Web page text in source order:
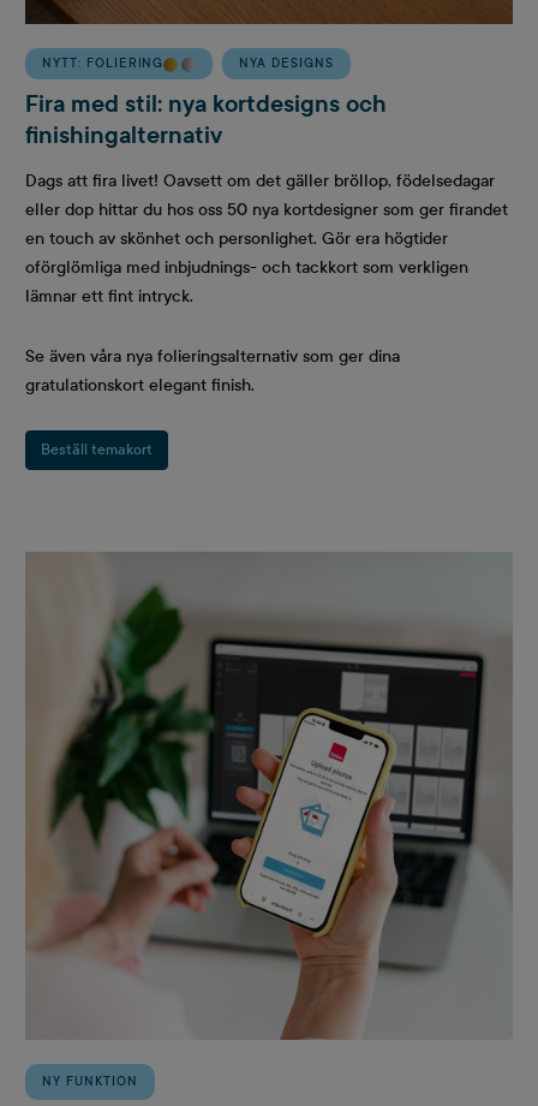
NYTT: FOLIERING NYA DESIGNS
Fira med stil: nya kortdesigns och
finishingalternativ
Dags att fira livet! Oavsett om det gäller bröllop, födelsedagar
eller dop hittar du hos oss 50 nya kortdesigner som ger firandet
en touch av skönhet och personlighet. Gör era högtider
oförglömliga med inbjudnings- och tackkort som verkligen
lämnar ett fint intryck.
Se även våra nya folieringsalternativ som ger dina
gratulationskort elegant finish.
Beställ temakort
NY FUNKTION